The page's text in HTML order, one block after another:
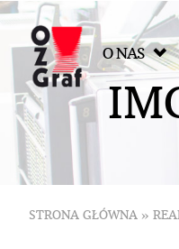
O NAS
IM
STRONA GŁÓWNA »